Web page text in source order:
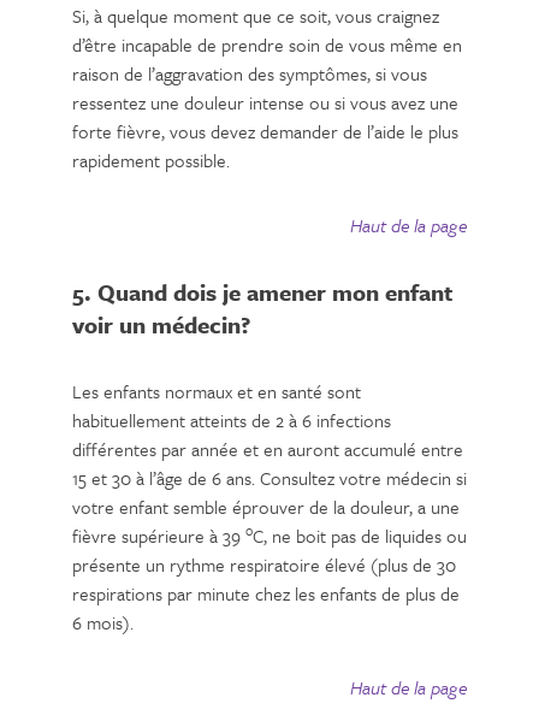
Si, à quelque moment que ce soit, vous craignez
d’être incapable de prendre soin de vous même en
raison de l’aggravation des symptômes, si vous
ressentez une douleur intense ou si vous avez une
forte fièvre, vous devez demander de l’aide le plus
rapidement possible.
Haut de la page
5. Quand dois je amener mon enfant
voir un médecin?
Les enfants normaux et en santé sont
habituellement atteints de 2 à 6 infections
différentes par année et en auront accumulé entre
15 et 30 à l’âge de 6 ans. Consultez votre médecin si
votre enfant semble éprouver de la douleur, a une
fièvre supérieure à 39 oC, ne boit pas de liquides ou
présente un rythme respiratoire élevé (plus de 30
respirations par minute chez les enfants de plus de
6 mois).
Haut de la page